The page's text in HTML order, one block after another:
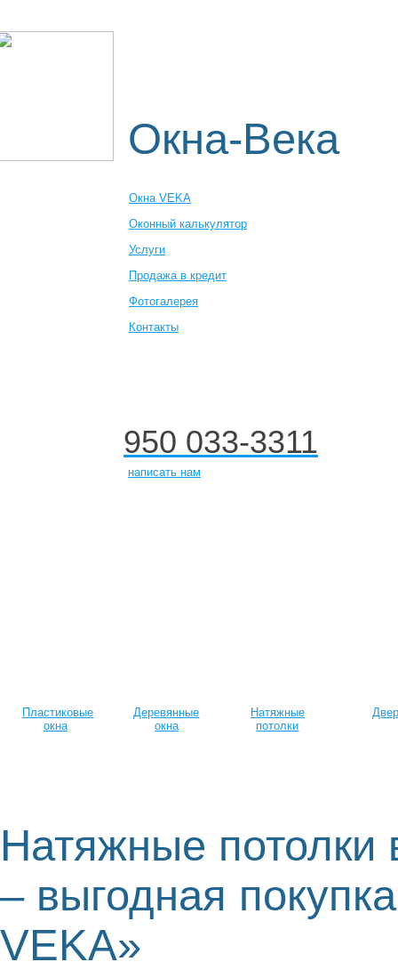
Окна-Века
Окна VEKA
Оконный калькулятор
Услуги
Продажа в кредит
Фотогалерея
Контакты
950 033-3311
написать нам
Пластиковые
окна
Деревянные
окна
Натяжные
потолки
Натяжные потолки
– выгодная
VEKA»